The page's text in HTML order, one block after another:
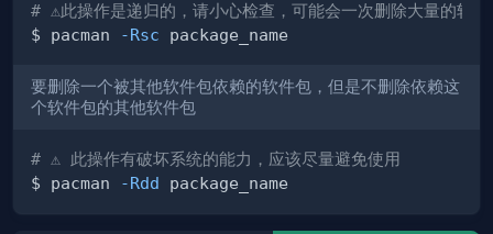
# ⚠️此操作是递归的，请小心检查，可能会一次删除大量的软件
$ pacman
-Rsc
要删除一个被其他软件包依赖的软件包，但是不删除依赖这
个软件包的其他软件包
# ⚠️ 此操作有破坏系统的能力，应该尽量避免使用
$ pacman
-Rdd